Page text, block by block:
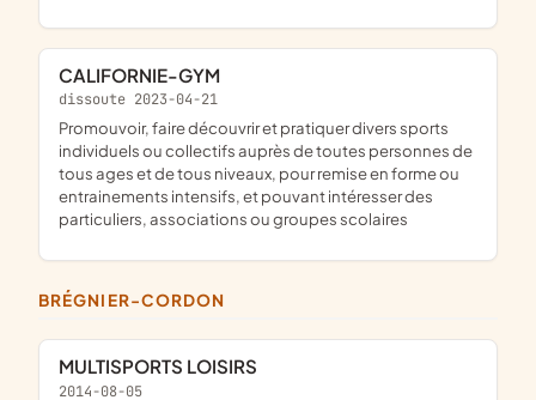
CALIFORNIE-GYM
dissoute 2023-04-21
promouvoir, faire découvrir et pratiquer divers sports
individuels ou collectifs auprès de toutes personnes de
tous ages et de tous niveaux, pour remise en forme ou
entrainements intensifs, et pouvant intéresser des
particuliers, associations ou groupes scolaires
BRÉGNIER-CORDON
MULTISPORTS LOISIRS
2014-08-05